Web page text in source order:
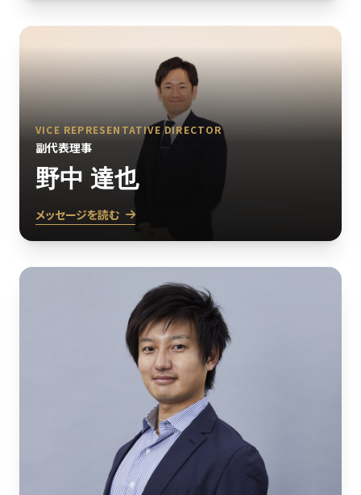
VICE REPRESENTATIVE DIRECTOR
副代表理事
野中 達也
メッセージを読む